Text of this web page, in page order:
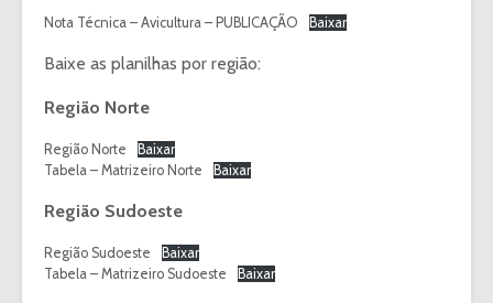
Nota Técnica – Avicultura – PUBLICAÇÃO Baixar
Baixe as planilhas por região:
Região Norte
Região Norte
Baixar
Tabela – Matrizeiro Norte
Baixar
Região Sudoeste
Região Sudoeste
Baixar
Tabela – Matrizeiro Sudoeste
Baixar